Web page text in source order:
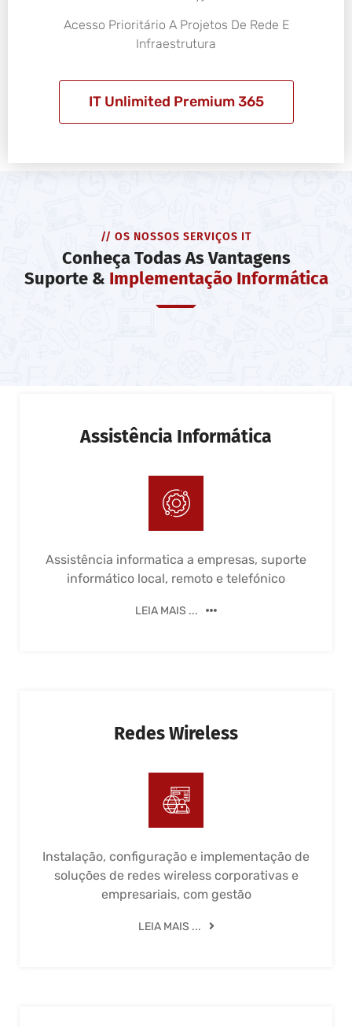
Acesso Prioritário A Projetos De Rede E
Infraestrutura
IT Unlimited Premium 365
// OS NOSSOS SERVIÇOS IT
Conheça Todas As Vantagens
Suporte & Implementação Informática
Assistência Informática
Assistência informatica a empresas, suporte
informático local, remoto e telefónico
LEIA MAIS ...
Redes Wireless
Instalação, configuração e implementação de
soluções de redes wireless corporativas e
empresariais, com gestão
LEIA MAIS ...